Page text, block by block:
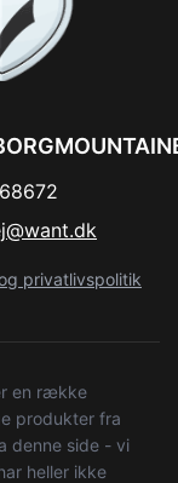
privatlivspolitik
en række
produkter fra
denne side - vi
heller ikke